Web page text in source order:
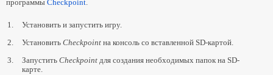
программы Checkpoint.
1.
Установить и запустить игру.
2.
Установить Checkpoint на консоль со вставленной SD-картой.
3.
Запустить Checkpoint для создания необходимых папок на SD-
карте.